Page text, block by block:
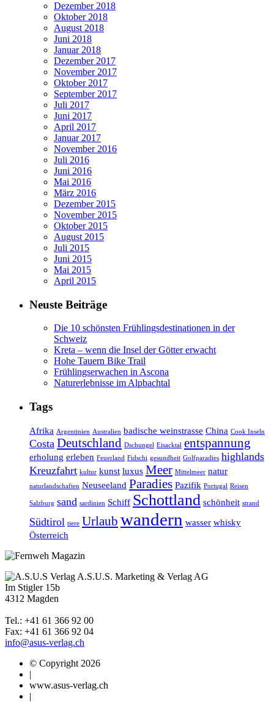
Dezember 2018
Oktober 2018
August 2018
Juni 2018
Januar 2018
Dezember 2017
November 2017
Oktober 2017
September 2017
Juli 2017
Juni 2017
April 2017
Januar 2017
November 2016
Juli 2016
Juni 2016
Mai 2016
März 2016
Dezember 2015
November 2015
Oktober 2015
August 2015
Juli 2015
Juni 2015
Mai 2015
April 2015
Neuste Beiträge
Die 10 schönsten Frühlingsdestinationen in der
Schweiz
Kreta – wenn die Insel der Götter erwacht
Hohe Tauern Bike Trail
Frühlingserwachen in Ascona
Naturerlebnisse im Alpbachtal
Tags
Afrika Argentinien Australien badische weinstrasse China Cook Inseln
Costa Deutschland Dschungel Eisacktal entspannung
erholung erleben Feuerland Fidschi gesundheit Golfparadies highlands
Kreuzfahrt kultur kunst luxus Meer Mittelmeer natur
naturlandschaften Neuseeland Paradies Pazifik Portugal Reisen
Salzburg sand sardinien Schiff Schottland schönheit strand
Südtirol tiere Urlaub wandern wasser whisky
Österreich
A.S.U.S. Marketing & Verlag AG
Im Stigler 15b
4312 Magden
Tel.: +41 61 366 92 00
Fax: +41 61 366 92 04
info@asus-verlag.ch
© Copyright 2026
|
www.asus-verlag.ch
|